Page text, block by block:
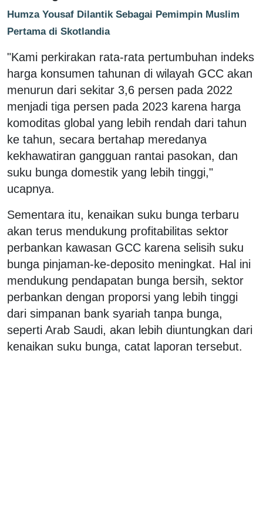
Humza Yousaf Dilantik Sebagai Pemimpin Muslim
Pertama di Skotlandia
"Kami perkirakan rata-rata pertumbuhan indeks
harga konsumen tahunan di wilayah GCC akan
menurun dari sekitar 3,6 persen pada 2022
menjadi tiga persen pada 2023 karena harga
komoditas global yang lebih rendah dari tahun
ke tahun, secara bertahap meredanya
kekhawatiran gangguan rantai pasokan, dan
suku bunga domestik yang lebih tinggi,"
ucapnya.
Sementara itu, kenaikan suku bunga terbaru
akan terus mendukung profitabilitas sektor
perbankan kawasan GCC karena selisih suku
bunga pinjaman-ke-deposito meningkat. Hal ini
mendukung pendapatan bunga bersih, sektor
perbankan dengan proporsi yang lebih tinggi
dari simpanan bank syariah tanpa bunga,
seperti Arab Saudi, akan lebih diuntungkan dari
kenaikan suku bunga, catat laporan tersebut.